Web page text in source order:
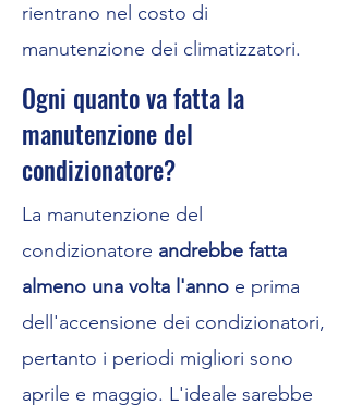
rientrano nel costo di
manutenzione dei climatizzatori.
Ogni quanto va fatta la
manutenzione del
condizionatore?
La manutenzione del
condizionatore andrebbe fatta
almeno una volta l'anno e prima
dell'accensione dei condizionatori,
pertanto i periodi migliori sono
aprile e maggio. L'ideale sarebbe